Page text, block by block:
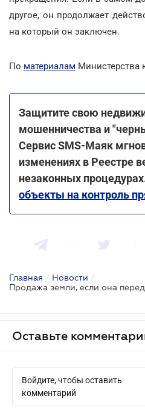
другое, он продолжает
на который он заключен.
По материалам Министерства
Защитите свою
мошенничества и
Сервис SMS-Маяк
изменениях в Реестре
незаконных
объекты на контроль
Главная / Новости /
Оставьте
Войдите, чтобы оставить
комментарий